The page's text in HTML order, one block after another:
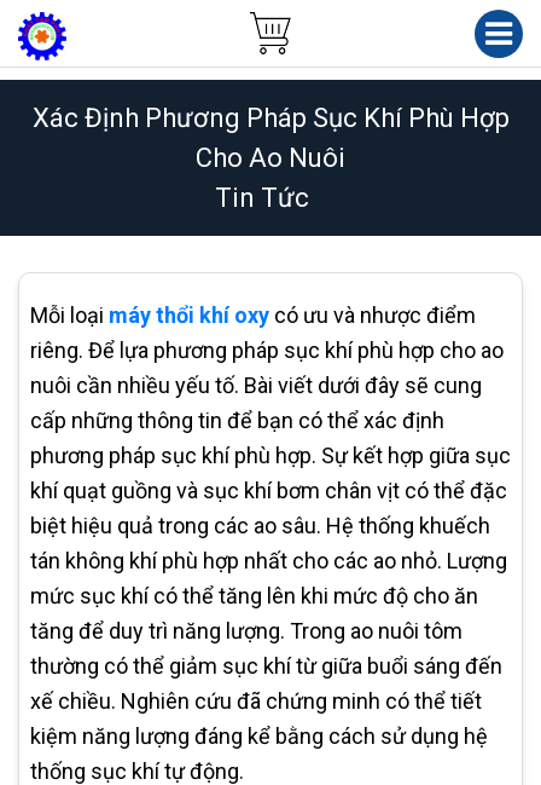
Xác Định Phương Pháp Sục Khí Phù Hợp
Cho Ao Nuôi
Tin Tức
Mỗi loại máy thổi khí oxy có ưu và nhược điểm
riêng. Để lựa phương pháp sục khí phù hợp cho ao
nuôi cần nhiều yếu tố. Bài viết dưới đây sẽ cung
cấp những thông tin để bạn có thể xác định
phương pháp sục khí phù hợp. Sự kết hợp giữa sục
khí quạt guồng và sục khí bơm chân vịt có thể đặc
biệt hiệu quả trong các ao sâu. Hệ thống khuếch
tán không khí phù hợp nhất cho các ao nhỏ. Lượng
mức sục khí có thể tăng lên khi mức độ cho ăn
tăng để duy trì năng lượng. Trong ao nuôi tôm
thường có thể giảm sục khí từ giữa buổi sáng đến
xế chiều. Nghiên cứu đã chứng minh có thể tiết
kiệm năng lượng đáng kể bằng cách sử dụng hệ
thống sục khí tự động.